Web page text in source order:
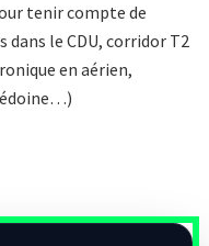
tenir compte de
le CDU, corridor T2
en aérien,